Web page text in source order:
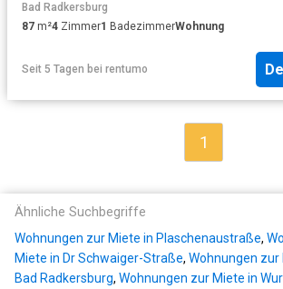
Bad Radkersburg
87 m²4 Zimmer1 BadezimmerWohnung
Seit 5 Tagen bei rentumo
1
Ähnliche Suchbegriffe
Wohnungen zur Miete in Plaschenaustraße,
Miete in Dr Schwaiger-Straße, Wohnungen zur
Bad Radkersburg, Wohnungen zur Miete in